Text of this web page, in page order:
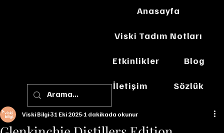
Anasayfa
Viski Tadım Notları
Etkinlikler Blog
İletişim Sözlük
Viski Bilgi 31 Eki 2025 1 dakikada okunur